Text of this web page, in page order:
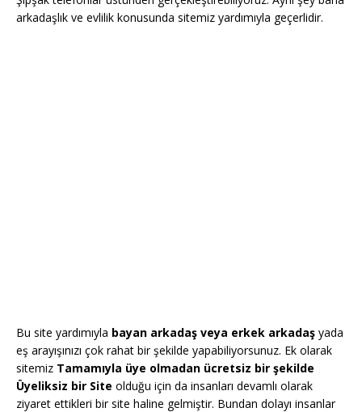
arkadaşlık ve evlilik konusunda sitemiz yardımıyla geçerlidir.
Bu site yardımıyla bayan arkadaş veya erkek arkadaş yada
eş arayışınızı çok rahat bir şekilde yapabiliyorsunuz. Ek olarak
sitemiz Tamamıyla üye olmadan ücretsiz bir şekilde
Üyeliksiz bir Site olduğu için da insanları devamlı olarak
ziyaret ettikleri bir site haline gelmiştir. Bundan dolayı insanlar